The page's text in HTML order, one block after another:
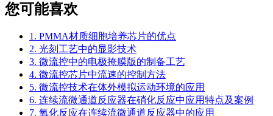
您可能喜欢
1. PMMA材质细胞培养芯片的优点
2. 光刻工艺中的显影技术
3. 微流控中的电极掩膜版的制备工艺
4. 微流控芯片中流速的控制方法
5. 微流控技术在体外模拟运动环境的应用
6. 连续流微通道反应器在硝化反应中应用特点及案例
7. 氧化反应在连续流微通道反应器中的应用